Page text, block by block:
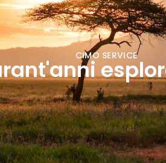
CIMO SERVICE